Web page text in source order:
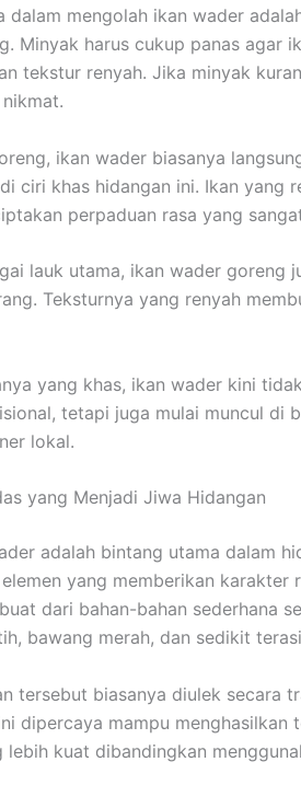
dalam mengolah ikan wader
Minyak harus cukup panas agar
tekstur renyah. Jika minyak
ikan wader biasanya
ciri khas hidangan ini. Ikan yang
perpaduan rasa yang
lauk utama, ikan wader goreng
Teksturnya yang renyah
yang khas, ikan wader kini
tetapi juga mulai muncul di
lokal.
yang Menjadi Jiwa Hidangan
adalah bintang utama dalam
yang memberikan karakter
dari bahan-bahan sederhana
bawang merah, dan sedikit
tersebut biasanya diulek secara
dipercaya mampu menghasilkan
lebih kuat dibandingkan